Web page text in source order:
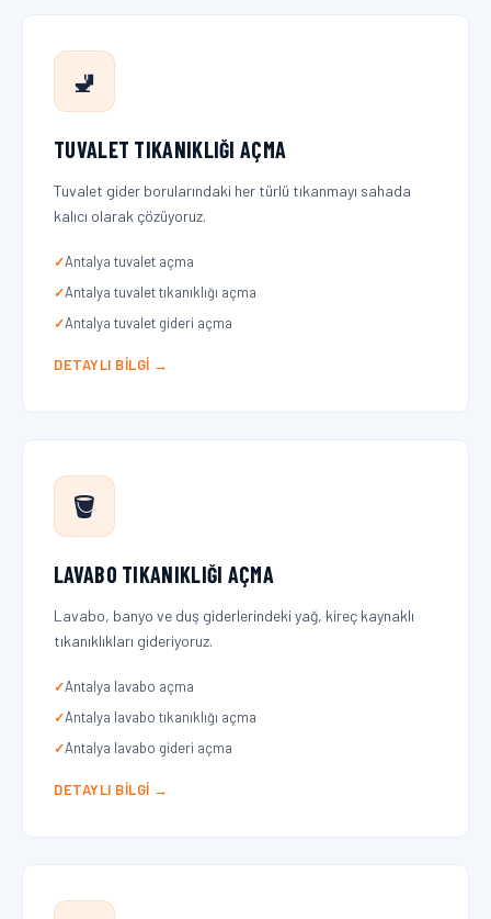
🚽
TUVALET TIKANIKLIĞI AÇMA
Tuvalet gider borularındaki her türlü tıkanmayı sahada
kalıcı olarak çözüyoruz.
Antalya tuvalet açma
Antalya tuvalet tıkanıklığı açma
Antalya tuvalet gideri açma
DETAYLI BILGI →
🪣
LAVABO TIKANIKLIĞI AÇMA
Lavabo, banyo ve duş giderlerindeki yağ, kireç kaynaklı
tıkanıklıkları gideriyoruz.
Antalya lavabo açma
Antalya lavabo tıkanıklığı açma
Antalya lavabo gideri açma
DETAYLI BILGI →